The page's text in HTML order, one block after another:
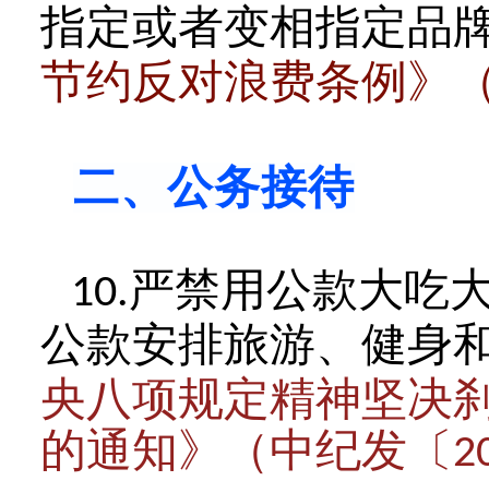
指定或者变相指定品
节约反对浪费条例》
二、公务接待
10.严禁用公款大吃
公款安排旅游、健身
央八项规定精神坚决
的通知》（中纪发〔